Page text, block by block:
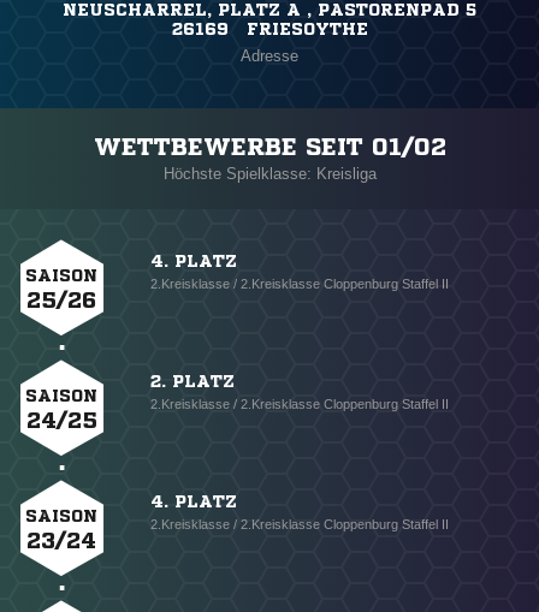
NEUSCHARREL, PLATZ A , PASTORENPAD 5
26169 FRIESOYTHE
Adresse
WETTBEWERBE SEIT 01/02
Höchste Spielklasse: Kreisliga
SAISON
25/26
4. PLATZ
2.Kreisklasse / 2.Kreisklasse Cloppenburg Staffel II
SAISON
24/25
2. PLATZ
2.Kreisklasse / 2.Kreisklasse Cloppenburg Staffel II
SAISON
23/24
4. PLATZ
2.Kreisklasse / 2.Kreisklasse Cloppenburg Staffel II